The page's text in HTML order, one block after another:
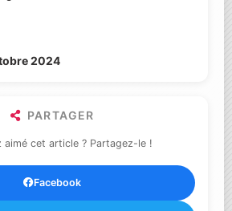
2024
PARTAGER
aimé cet article ? Partagez-le !
Facebook